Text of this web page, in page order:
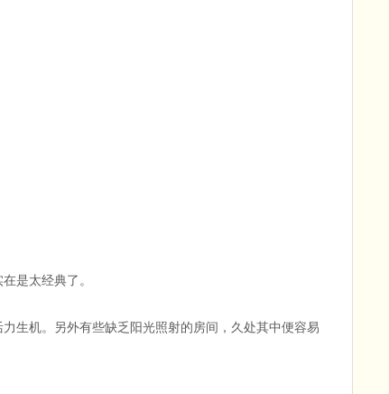
是太经典了。
生机。另外有些缺乏阳光照射的房间，久处其中便容易